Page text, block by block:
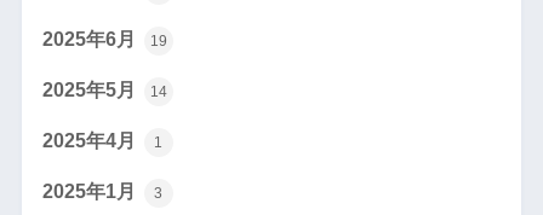
2025年6月 19
2025年5月 14
2025年4月 1
2025年1月 3